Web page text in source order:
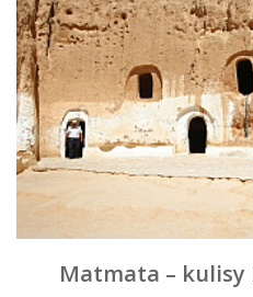
Matmata – kulisy